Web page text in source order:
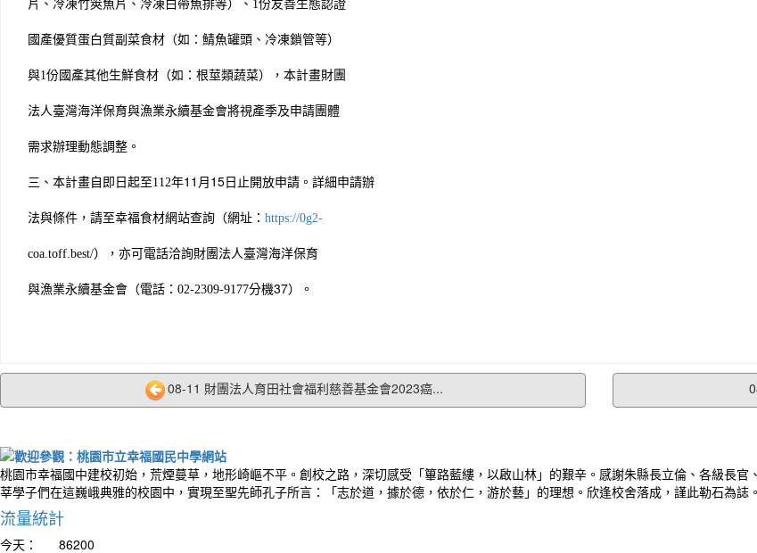
片、冷凍竹筴魚片、冷凍白帶魚排等）、1
國產優質蛋白質副菜食材（如：鯖魚罐頭、冷凍鎖管等）
與1份國產其他生鮮食材（如：根莖類蔬菜），本計畫財團
法人臺灣海洋保育與漁業永續基金會將視產季及申請團體
需求辦理動態調整。
三、本計畫自即日起至112年11月15日止開放申請。詳細申請辦
法與條件，請至幸福食材網站查詢（網址： https://0g2-
coa.toff.best/），亦可電話洽詢財團法人臺灣海洋保育
與漁業永續基金會（電話：02-2309-9177分機37）。
08-11 財團法人育田社會福利慈善基金會2023癌...
桃園市幸福國中建校初始，荒煙蔓草，地形崎嶇不平。創校之路，深切感受「篳路藍縷，以啟山林」的艱辛。感謝朱縣長立倫、各級長
莘學子們在這巍峨典雅的校園中，實現至聖先師孔子所言：「志於道，據於德，依於仁，游於藝」的理想。欣逢校舍落成，謹此勒石為誌。
流量統計
今天：
86200